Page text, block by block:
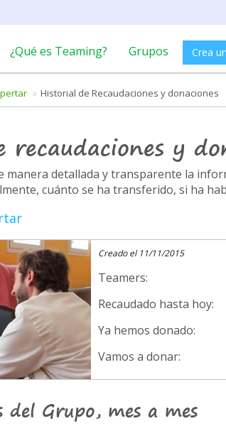
¿Qué es Teaming? Grupos Crea
Historial de Recaudaciones y donaciones
y
manera detallada y transparente la
cuánto se ha transferido, si ha
Creado el 11/11/2015
Teamers:
Recaudado hasta hoy:
Ya hemos donado:
Vamos a donar:
del Grupo, mes a mes